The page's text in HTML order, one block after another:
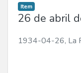
Item
26 de abril
1934-04-26, La